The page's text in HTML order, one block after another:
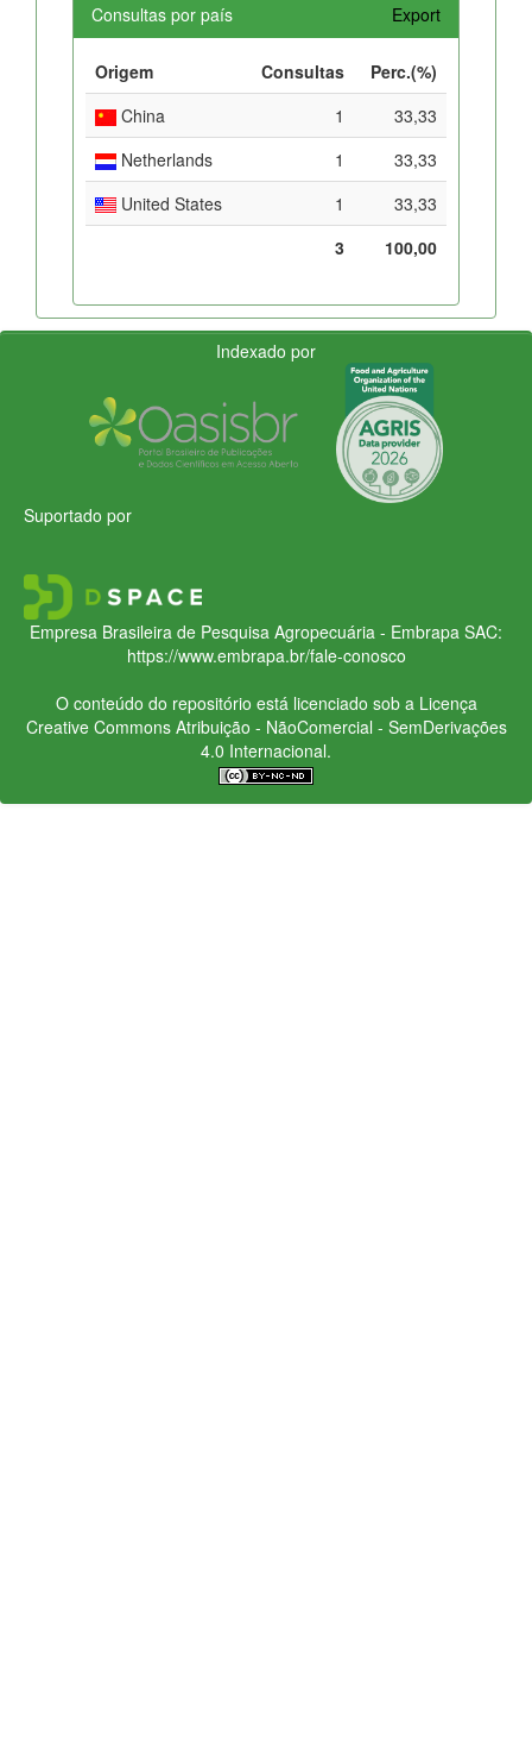
Consultas por país Export
Origem Consultas
Perc.(%)
China
1
33,33
Netherlands
1
33,33
United States
1
33,33
3
100,00
Indexado por
Suportado por
Empresa Brasileira de Pesquisa Agropecuária - Embrapa SAC:
https://www.embrapa.br/fale-conosco
O conteúdo do repositório está licenciado sob a Licença
Creative CommonsAtribuição - NãoComercial - SemDerivações
4.0 Internacional.